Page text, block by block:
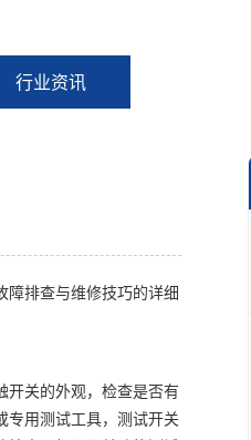
行业资讯
障排查与维修技巧的详细
开关的外观，检查是否有
专用测试工具，测试开关